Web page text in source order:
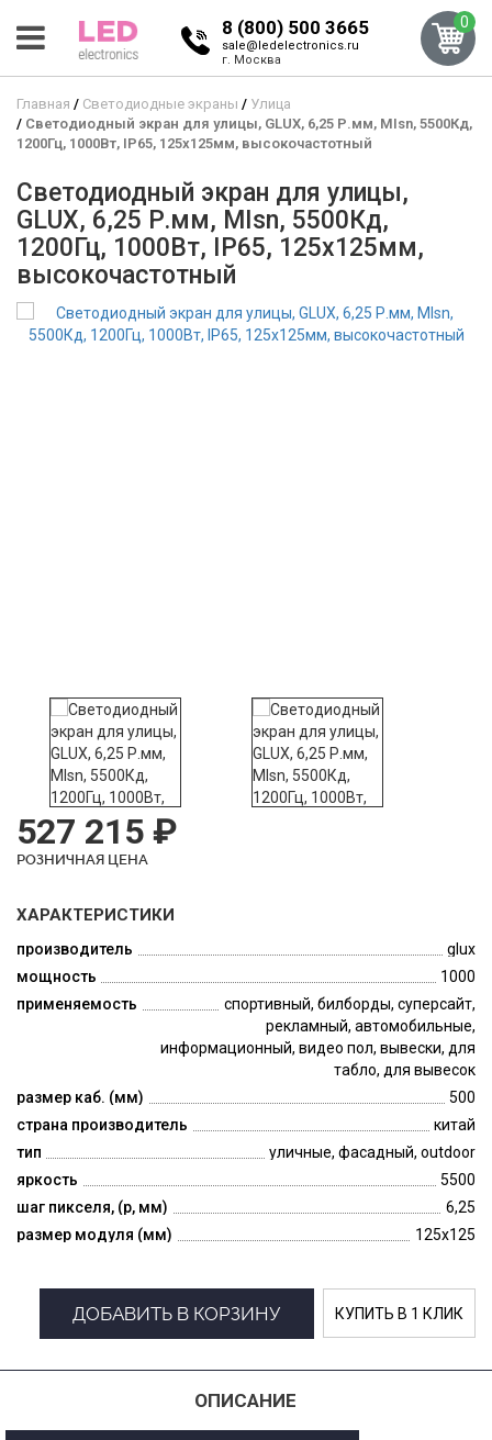
8 (800) 500 3665
sale@ledelectronics.ru
г. Москва
0
Главная Светодиодные экраны
Улица
Светодиодный экран для улицы, GLUX, 6,25 Р.мм, MIsn, 5500Кд,
1200Гц, 1000Вт, IP65, 125x125мм, высокочастотный
Светодиодный экран для улицы,
GLUX, 6,25 Р.мм, MIsn, 5500Кд,
1200Гц, 1000Вт, IP65, 125x125мм,
высокочастотный
527 215 ₽
РОЗНИЧНАЯ ЦЕНА
ХАРАКТЕРИСТИКИ
производитель
glux
мощность
1000
применяемость
спортивный, билборды, суперсайт,
рекламный, автомобильные,
информационный, видео пол, вывески, для
табло, для вывесок
размер каб. (мм)
500
страна производитель
китай
тип
уличные, фасадный, outdoor
яркость
5500
шаг пикселя, (p, мм)
6,25
размер модуля (мм)
125x125
ДОБАВИТЬ В КОРЗИНУ КУПИТЬ В 1 КЛИК
ОПИСАНИЕ